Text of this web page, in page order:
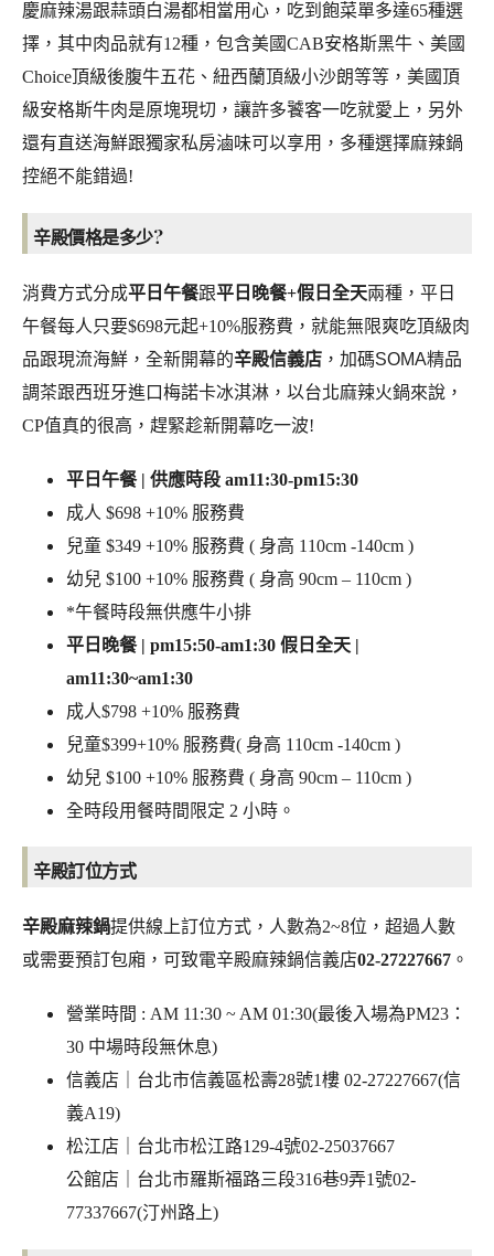
慶麻辣湯跟蒜頭白湯都相當用心，吃到飽菜單多達65種選
擇，其中肉品就有12種，包含美國CAB安格斯黑牛、美國
Choice頂級後腹牛五花、紐西蘭頂級小沙朗等等，美國頂
級安格斯牛肉是原塊現切，讓許多饕客一吃就愛上，另外
還有直送海鮮跟獨家私房滷味可以享用，多種選擇麻辣鍋
控絕不能錯過!
辛殿價格是多少?
消費方式分成平日午餐跟平日晚餐+假日全天兩種，平日
午餐每人只要$698元起+10%服務費，就能無限爽吃頂級肉
品跟現流海鮮，全新開幕的辛殿信義店 ，加碼SOMA精品
調茶跟西班牙進口梅諾卡冰淇淋，以台北麻辣火鍋來說，
CP值真的很高，趕緊趁新開幕吃一波!
平日午餐 | 供應時段 am11:30-pm15:30
成人 $698 +10% 服務費
兒童 $349 +10% 服務費 ( 身高 110cm -140cm )
幼兒 $100 +10% 服務費 ( 身高 90cm – 110cm )
*午餐時段無供應牛小排
平日晚餐 | pm15:50-am1:30 假日全天 |
am11:30~am1:30
成人$798 +10% 服務費
兒童$399+10% 服務費( 身高 110cm -140cm )
幼兒 $100 +10% 服務費 ( 身高 90cm – 110cm )
全時段用餐時間限定 2 小時。
辛殿訂位方式
辛殿麻辣鍋提供線上訂位方式，人數為2~8位，超過人數
或需要預訂包廂，可致電辛殿麻辣鍋信義店02-27227667 。
營業時間 : AM 11:30 ~ AM 01:30(最後入場為PM23：
30 中場時段無休息)
信義店｜台北市信義區松壽28號1樓 02-27227667(信
義A19)
松江店｜台北市松江路129-4號02-25037667
公館店｜台北市羅斯福路三段316巷9弄1號02-
77337667(汀州路上)